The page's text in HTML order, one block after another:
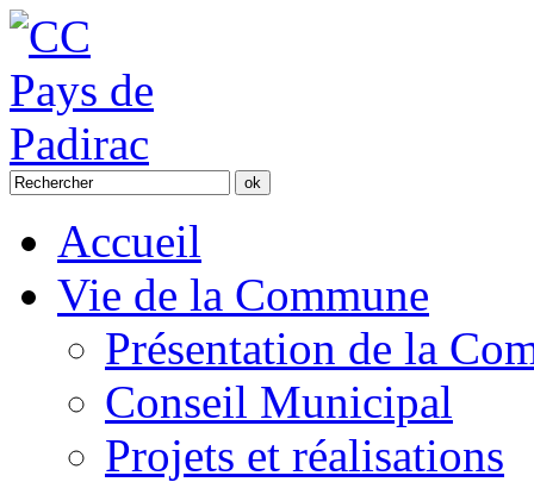
Accueil
Vie de la Commune
Présentation de la
Conseil Municipal
Projets et réalisations